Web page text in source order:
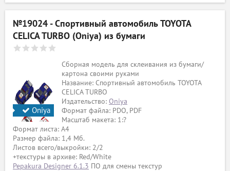
№19024 - Спортивный автомобиль TOYOTA
CELICA TURBO (Oniya) из бумаги
Oniya
Сборная модель для склеивания из бумаги/
картона своими руками
Название: Спортивный автомобиль TOYOTA
CELICA TURBO
Издательство: Oniya
Формат файла: PDO, PDF
Масштаб макета: 1:?
Формат листа: А4
Размер файла: 1,4 Мб.
Листов всего/выкройки: 2/2
+текстуры в архиве: Red/White
Pepakura Designer 6.1.3 ПО для смены текстур